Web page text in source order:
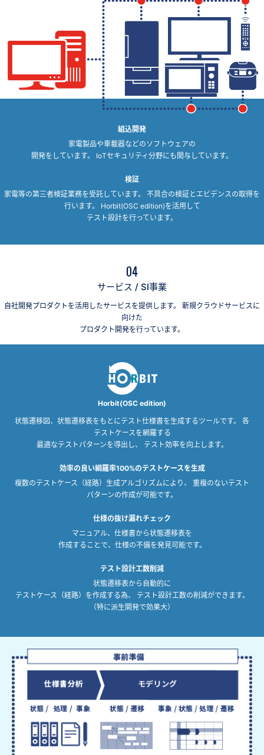
組込開発
家電製品や車載器などのソフトウェアの
開発をしています。 IoTセキュリティ分野にも関与しています。
検証
家電等の第三者検証業務を受託しています。 不具合の検証とエビデンスの取得を
行います。 Horbit(OSC edition)を活用して
テスト設計を行っています。
04
サービス / SI事業
自社開発プロダクトを活用したサービスを提供します。 新規クラウドサービスに
向けた
プロダクト開発を行っています。
Horbit(OSC edition)
状態遷移図、状態遷移表をもとにテスト仕様書を生成するツールです。 各
テストケースを網羅する
最適なテストパターンを導出し、 テスト効率を向上します。
効率の良い綱羅率100%のテストケースを生成
複数のテストケース（経路）生成アルゴリズムにより、 重複のないテスト
パターンの作成が可能です。
仕様の抜け漏れチェック
マニュアル、仕様書から状態遷移表を
作成することで、 仕様の不備を発見可能です。
テスト設計工数削減
状態遷移表から自動的に
テストケース（経路）を作成する為、 テスト設計工数の削減ができます。
（特に派生開発で効果大）